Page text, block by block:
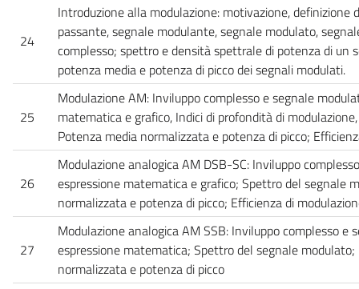
24
Introduzione alla modulazione: motivazione, definizione
passante, segnale modulante, segnale modulato,
complesso; spettro e densità spettrale di potenza di un
potenza media e potenza di picco dei segnali modulati.
25
Modulazione AM: Inviluppo complesso e segnale
matematica e grafico, Indici di profondità di
Potenza media normalizzata e potenza di picco;
26
Modulazione analogica AM DSB-SC: Inviluppo
espressione matematica e grafico; Spettro del segnale
normalizzata e potenza di picco; Efficienza di
27
Modulazione analogica AM SSB: Inviluppo complesso e
espressione matematica; Spettro del segnale
normalizzata e potenza di picco